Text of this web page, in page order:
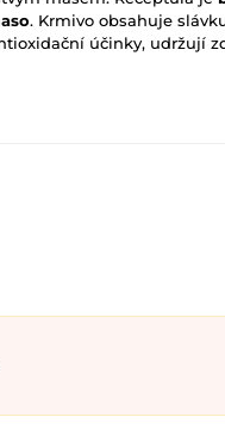
. Krmivo obsahuje
účinky, udržují